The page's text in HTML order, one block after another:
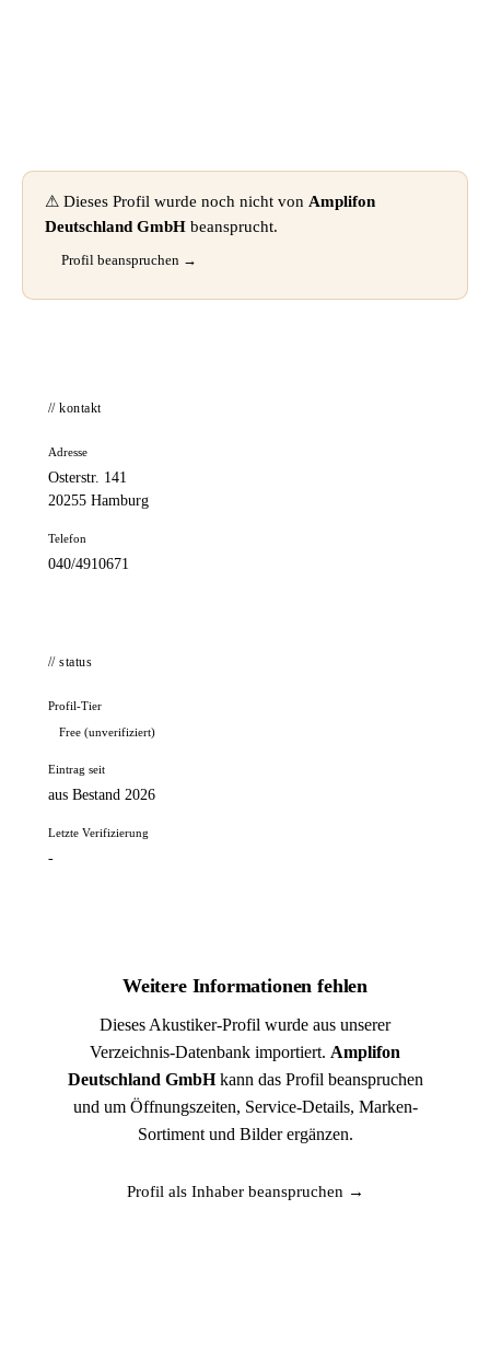
⚠ Dieses Profil wurde noch nicht von Amplifon
Deutschland GmbH beansprucht.
Profil beanspruchen →
// kontakt
Adresse
Osterstr. 141
20255 Hamburg
Telefon
040/4910671
// status
Profil-Tier
Free (unverifiziert)
Eintrag seit
aus Bestand 2026
Letzte Verifizierung
-
Weitere Informationen fehlen
Dieses Akustiker-Profil wurde aus unserer
Verzeichnis-Datenbank importiert. Amplifon
Deutschland GmbHkann das Profil beanspruchen
und um Öffnungszeiten, Service-Details, Marken-
Sortiment und Bilder ergänzen.
Profil als Inhaber beanspruchen →